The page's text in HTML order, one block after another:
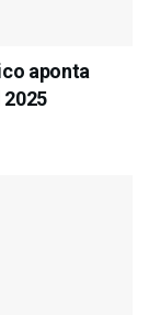
aponta